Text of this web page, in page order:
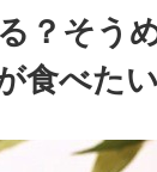
？そう
食べたい